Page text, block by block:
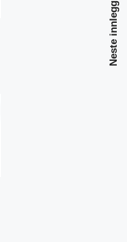
Neste innlegg